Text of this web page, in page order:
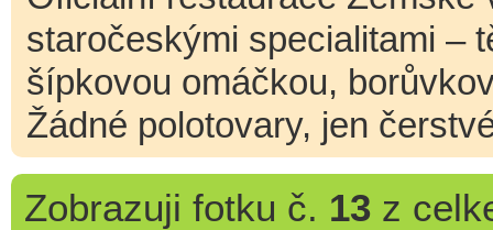
staročeskými specialitami –
šípkovou omáčkou,
Žádné polotovary, jen
Zobrazuji fotku č. 13z